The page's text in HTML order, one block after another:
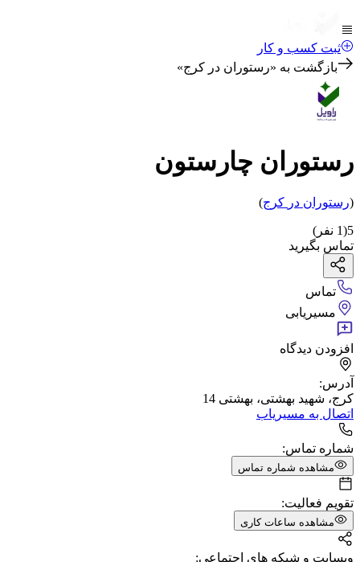
ثبت کسب و کار
بازگشت به «رستوران در کرج»
رستوران چارستون
(رستوران در کرج)
5
(
1 نفر)
تماس بگیرید
تماس
مسیریابی
افزودن دیدگاه
آدرس:
کرج، شهید بهشتی، بهشتی 14
اتصال به مسیریاب
شماره تماس:
مشاهده شماره تماس
تقویم فعالیت:
مشاهده ساعات کاری
وبسایت و شبکه های اجتماعی: